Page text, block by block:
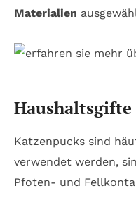
Materialien
Katzenpucks sind
verwendet werden,
Pfoten- und